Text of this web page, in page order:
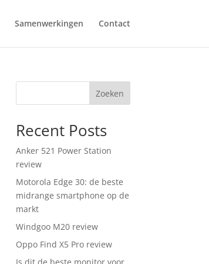
Samenwerkingen Contact
Zoeken
Recent Posts
Anker 521 Power Station
review
Motorola Edge 30: de beste
midrange smartphone op de
markt
Windgoo M20 review
Oppo Find X5 Pro review